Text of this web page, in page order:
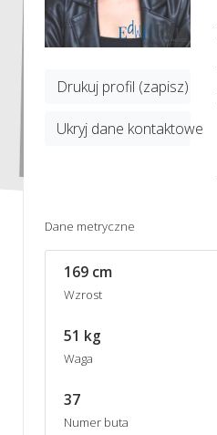
Drukuj profil (zapisz)
Ukryj dane kontaktowe
Dane metryczne
169 cm
Wzrost
51 kg
Waga
37
Numer buta